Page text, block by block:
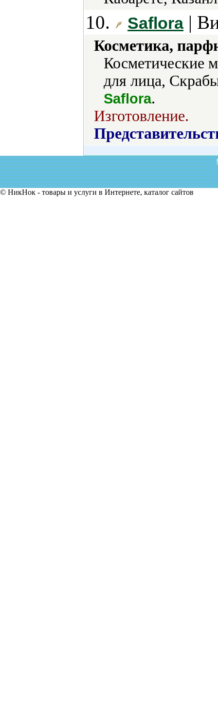
10. Saflora|
Косметика,
Косметические
для лица,
Saflora.
Изготовление.
© НикНок - товары и услуги в Интернете, каталог сайтов